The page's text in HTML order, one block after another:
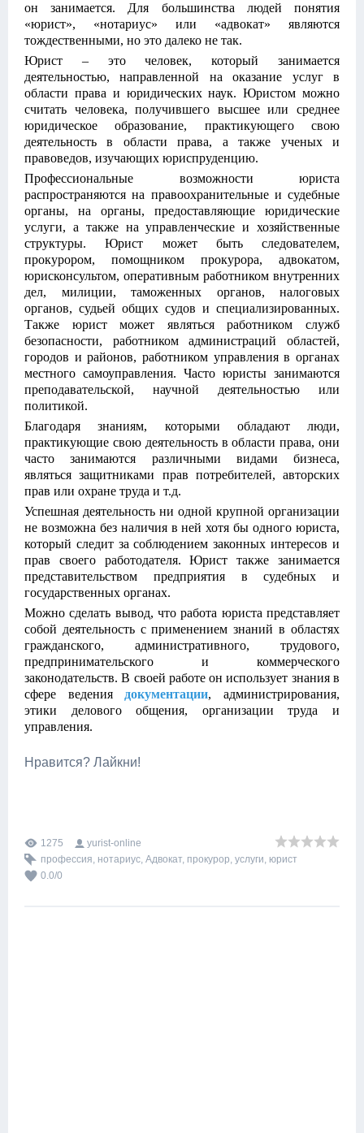
он занимается. Для большинства людей понятия
«юрист», «нотариус» или «адвокат» являются
тождественными, но это далеко не так.
Юрист – это человек, который занимается
деятельностью, направленной на оказание услуг в
области права и юридических наук. Юристом можно
считать человека, получившего высшее или среднее
юридическое образование, практикующего свою
деятельность в области права, а также ученых и
правоведов, изучающих юриспруденцию.
Профессиональные возможности юриста
распространяются на правоохранительные и судебные
органы, на органы, предоставляющие юридические
услуги, а также на управленческие и хозяйственные
структуры. Юрист может быть следователем,
прокурором, помощником прокурора, адвокатом,
юрисконсультом, оперативным работником внутренних
дел, милиции, таможенных органов, налоговых
органов, судьей общих судов и специализированных.
Также юрист может являться работником служб
безопасности, работником администраций областей,
городов и районов, работником управления в органах
местного самоуправления. Часто юристы занимаются
преподавательской, научной деятельностью или
политикой.
Благодаря знаниям, которыми обладают люди,
практикующие свою деятельность в области права, они
часто занимаются различными видами бизнеса,
являться защитниками прав потребителей, авторских
прав или охране труда и т.д.
Успешная деятельность ни одной крупной организации
не возможна без наличия в ней хотя бы одного юриста,
который следит за соблюдением законных интересов и
прав своего работодателя. Юрист также занимается
представительством предприятия в судебных и
государственных органах.
Можно сделать вывод, что работа юриста представляет
собой деятельность с применением знаний в областях
гражданского, административного, трудового,
предпринимательского и коммерческого
законодательств. В своей работе он использует знания в
сфере ведения документации, администрирования,
этики делового общения, организации труда и
управления.
Нравится? Лайкни!
1275
yurist-online
профессия, нотариус, Адвокат, прокурор, услуги, юрист
0.0/0